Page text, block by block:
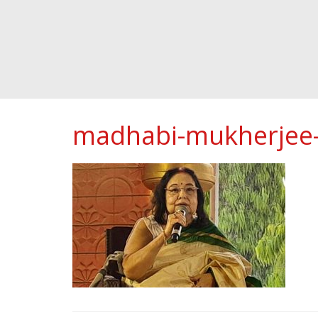
madhabi-